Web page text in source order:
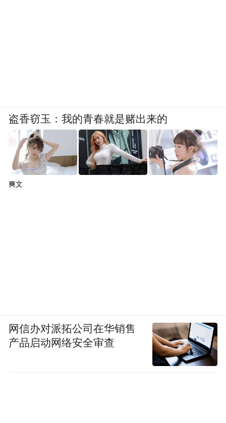
盗香窃玉：我的青春就是赌出来的
爽文
网信办对派拓公司在华销售
产品启动网络安全审查